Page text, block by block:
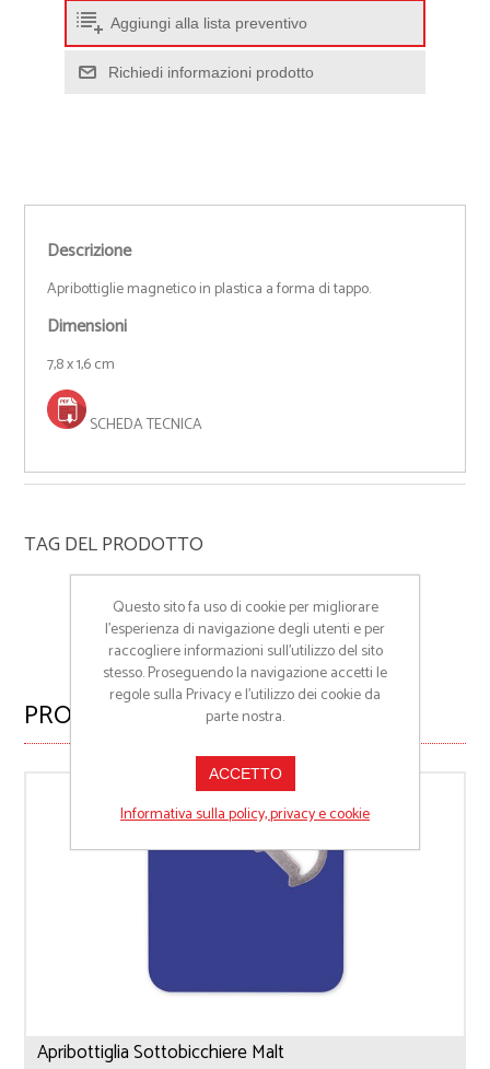
Aggiungi alla lista preventivo
Richiedi informazioni prodotto
Descrizione
Apribottiglie magnetico in plastica a forma di tappo.
Dimensioni
7,8 x 1,6 cm
SCHEDA TECNICA
TAG DEL PRODOTTO
PRODOTTI CORRELATI
Apribottiglia Sottobicchiere Malt
Questo sito fa uso di cookie per migliorare
l’esperienza di navigazione degli utenti e per
raccogliere informazioni sull’utilizzo del sito
stesso. Proseguendo la navigazione accetti le
regole sulla Privacy e l'utilizzo dei cookie da
parte nostra.
ACCETTO
Informativa sulla policy, privacy e cookie